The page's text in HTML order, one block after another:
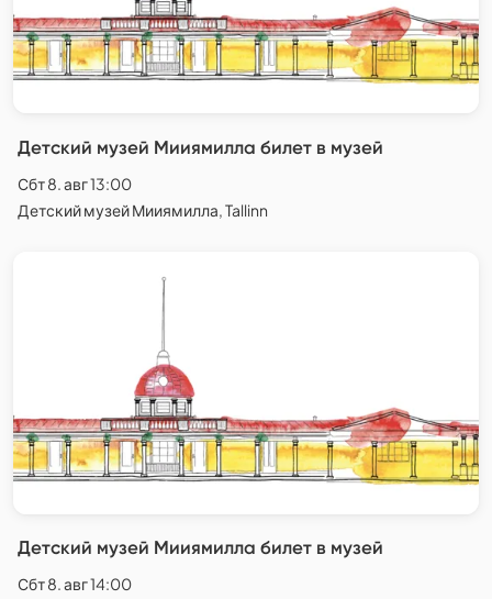
Детский музей Мииямилла билет в музей
Сбт 8. авг 13:00
Детский музей Мииямилла, Tallinn
Детский музей Мииямилла билет в музей
Сбт 8. авг 14:00